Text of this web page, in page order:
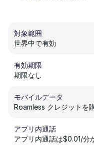
対象範囲
世界中で有効
有効期限
期限なし
モバイルデータ
Roamless クレジットを
アプリ内通話
アプリ内通話は$0.01/分